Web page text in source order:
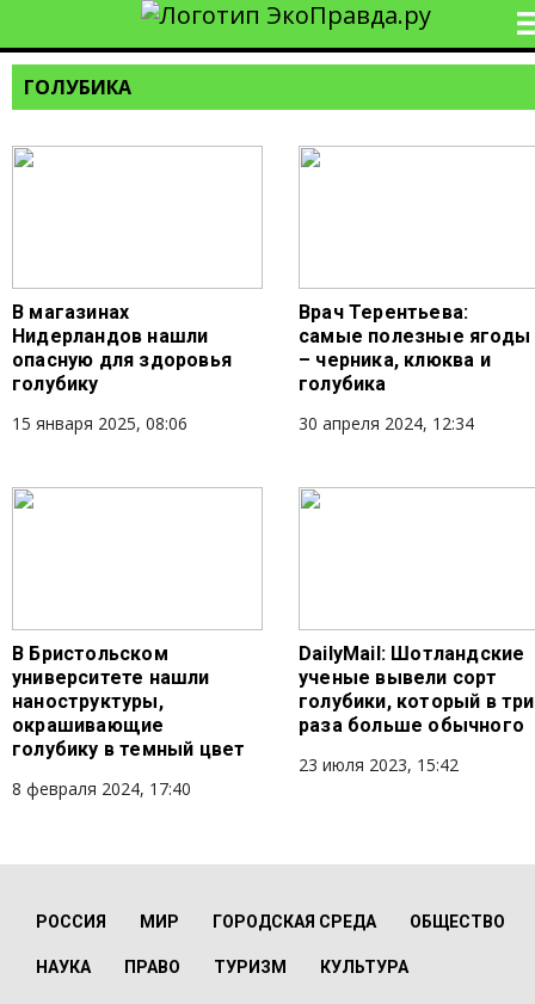
ГОЛУБИКА
В магазинах
Нидерландов нашли
опасную для здоровья
голубику
15 января 2025, 08:06
Врач Терентьева:
самые полезные ягоды
– черника, клюква и
голубика
30 апреля 2024, 12:34
В Бристольском
университете нашли
наноструктуры,
окрашивающие
голубику в темный цвет
8 февраля 2024, 17:40
DailyMail: Шотландские
ученые вывели сорт
голубики, который в три
раза больше обычного
23 июля 2023, 15:42
РОССИЯ МИР ГОРОДСКАЯ СРЕДА ОБЩЕСТВО
НАУКА ПРАВО ТУРИЗМ КУЛЬТУРА